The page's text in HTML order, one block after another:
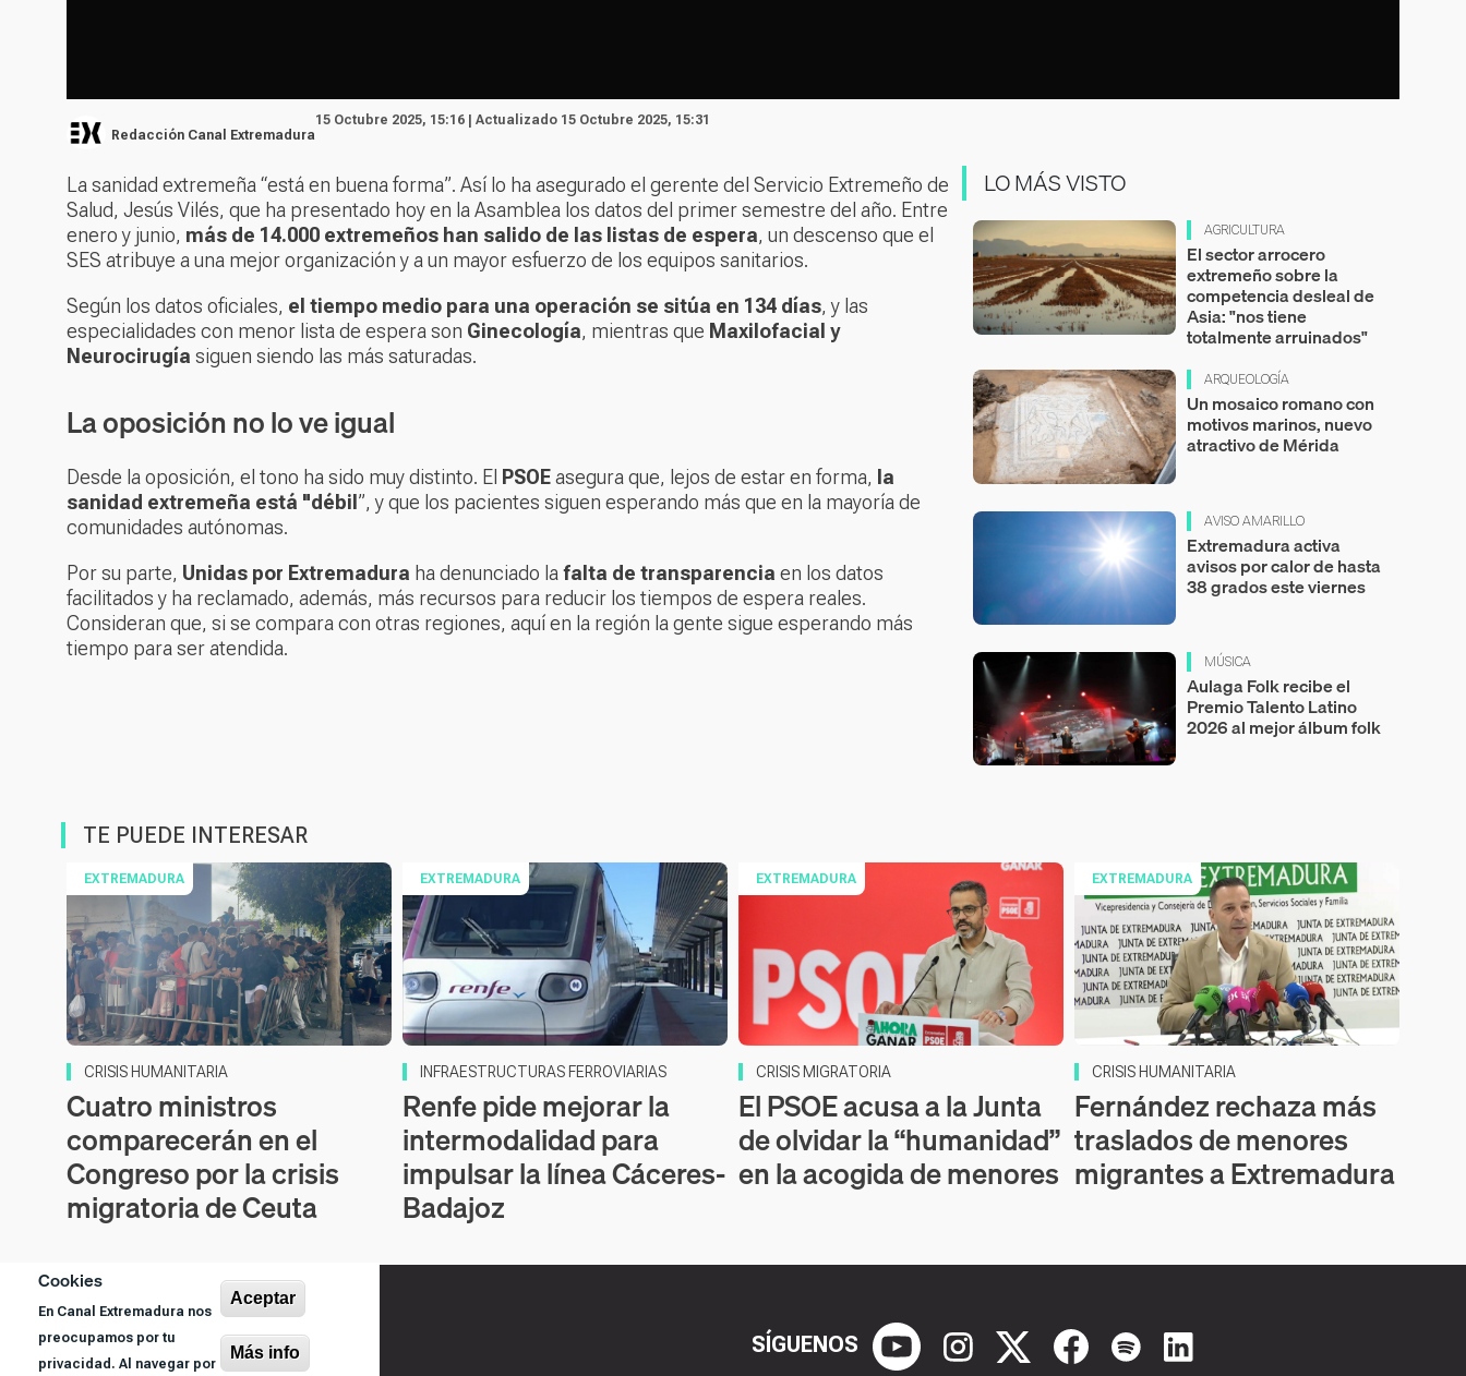
Cookies
En Canal Extremadura nos
preocupamos por tu
privacidad. Al navegar por
Aceptar
Más info
Redacción Canal Extremadura
15 Octubre 2025, 15:16 | Actualizado 15 Octubre 2025, 15:31
La sanidad extremeña “está en buena forma”. Así lo ha asegurado el gerente del Servicio Extremeño de
Salud, Jesús Vilés, que ha presentado hoy en la Asamblea los datos del primer semestre del año. Entre
enero y junio, más de 14.000 extremeños han salido de las listas de espera, un descenso que el
SES atribuye a una mejor organización y a un mayor esfuerzo de los equipos sanitarios.
Según los datos oficiales, el tiempo medio para una operación se sitúa en 134 días, y las
especialidades con menor lista de espera son Ginecología, mientras que Maxilofacial y
Neurocirugía siguen siendo las más saturadas.
La oposición no lo ve igual
Desde la oposición, el tono ha sido muy distinto. El PSOEasegura que, lejos de estar en forma, la
sanidad extremeña está "débil ”, y que los pacientes siguen esperando más que en la mayoría de
comunidades autónomas.
Por su parte, Unidas por Extremadura ha denunciado lafalta de transparencia en los datos
facilitados y ha reclamado, además, más recursos para reducir los tiempos de espera reales.
Consideran que, si se compara con otras regiones, aquí en la región la gente sigue esperando más
tiempo para ser atendida.
LO MÁS VISTO
AGRICULTURA
El sector arrocero
extremeño sobre la
competencia desleal de
Asia: "nos tiene
totalmente arruinados"
ARQUEOLOGÍA
Un mosaico romano con
motivos marinos, nuevo
atractivo de Mérida
AVISO AMARILLO
Extremadura activa
avisos por calor de hasta
38 grados este viernes
MÚSICA
Aulaga Folk recibe el
Premio Talento Latino
2026 al mejor álbum folk
TE PUEDE INTERESAR
EXTREMADURA
CRISIS HUMANITARIA
Cuatro ministros
comparecerán en el
Congreso por la crisis
migratoria de Ceuta
EXTREMADURA
INFRAESTRUCTURAS FERROVIARIAS
Renfe pide mejorar la
intermodalidad para
impulsar la línea Cáceres-
Badajoz
EXTREMADURA
CRISIS MIGRATORIA
El PSOE acusa a la Junta
de olvidar la “humanidad”
en la acogida de menores
EXTREMADURA
CRISIS HUMANITARIA
Fernández rechaza más
traslados de menores
migrantes a Extremadura
SÍGUENOS